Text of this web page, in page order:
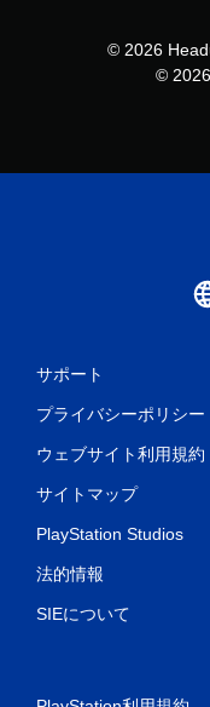
© 2026
©
サポート
プライバシーポリシー
ウェブサイト利用規約
サイトマップ
PlayStation Studios
法的情報
SIEについて